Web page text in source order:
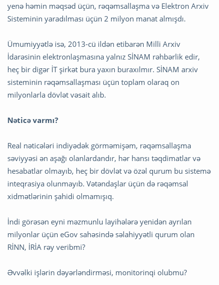
yenə həmin məqsəd üçün, rəqəmsallaşma və Elektron Arxiv
Sisteminin yaradılması üçün 2 milyon manat almışdı.
Ümumiyyətlə isə, 2013-cü ildən etibarən Milli Arxiv
İdarəsinin elektronlaşmasına yalnız SİNAM rəhbərlik edir,
heç bir digər İT şirkət bura yaxın buraxılmır. SİNAM arxiv
sisteminin rəqəmsallaşması üçün toplam olaraq on
milyonlarla dövlət vəsait alıb.
Nəticə varmı?
Real nəticələri indiyədək görməmişəm, rəqəmsallaşma
səviyyəsi ən aşağı olanlardandır, hər hansı təqdimatlar və
hesabatlar olmayıb, heç bir dövlət və özəl qurum bu sistemə
inteqrasiya olunmayıb. Vətəndaşlar üçün də rəqəmsal
xidmətlərinin şahidi olmamışıq.
İndi görəsən eyni məzmunlu layihələrə yenidən ayrılan
milyonlar üçün eGov sahəsində səlahiyyətli qurum olan
RİNN, İRİA rəy veribmi?
Əvvəlki işlərin dəyərləndirməsi, monitorinqi olubmu?